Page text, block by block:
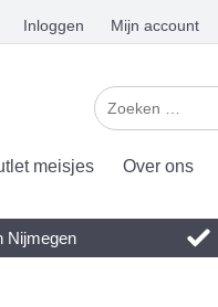
Inloggen Mijn account
meisjes Over ons
Nijmegen